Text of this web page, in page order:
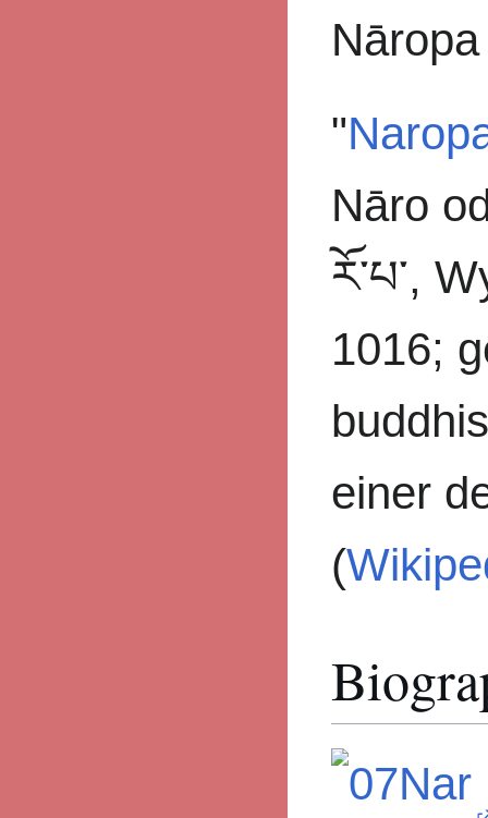
"
Nāro
རོ་པ་,
1016;
einer
(